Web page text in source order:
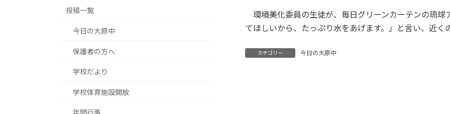
環境美化委員の生徒が、毎日グリーンカーテンの琉球
てほしいから、たっぷり水をあげます。」と言い、近く
カテゴリー 今日の大原中
投稿一覧
今日の大原中
保護者の方へ
学校だより
学校体育施設開放